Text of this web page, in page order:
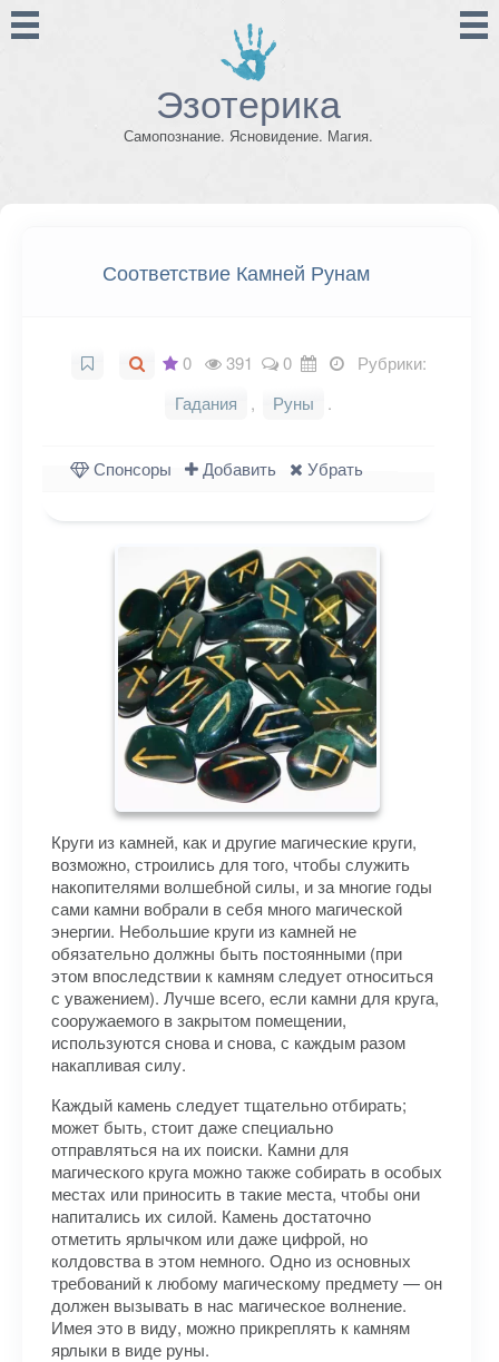
Эзотерика
Самопознание. Ясновидение. Магия.
Соответствие Камней Рунам
0 391 0
Рубрики:
Гадания
, Руны .
Спонсоры Добавить Убрать
Круги из камней, как и другие магические круги,
возможно, строились для того, чтобы служить
накопителями волшебной силы, и за многие годы
сами камни вобрали в себя много магической
энергии. Небольшие круги из камней не
обязательно должны быть постоянными (при
этом впоследствии к камням следует относиться
с уважением). Лучше всего, если камни для круга,
сооружаемого в закрытом помещении,
используются снова и снова, с каждым разом
накапливая силу.
Каждый камень следует тщательно отбирать;
может быть, стоит даже специально
отправляться на их поиски. Камни для
магического круга можно также собирать в особых
местах или приносить в такие места, чтобы они
напитались их силой. Камень достаточно
отметить ярлычком или даже цифрой, но
колдовства в этом немного. Одно из основных
требований к любому магическому предмету — он
должен вызывать в нас магическое волнение.
Имея это в виду, можно прикреплять к камням
ярлыки в виде руны.